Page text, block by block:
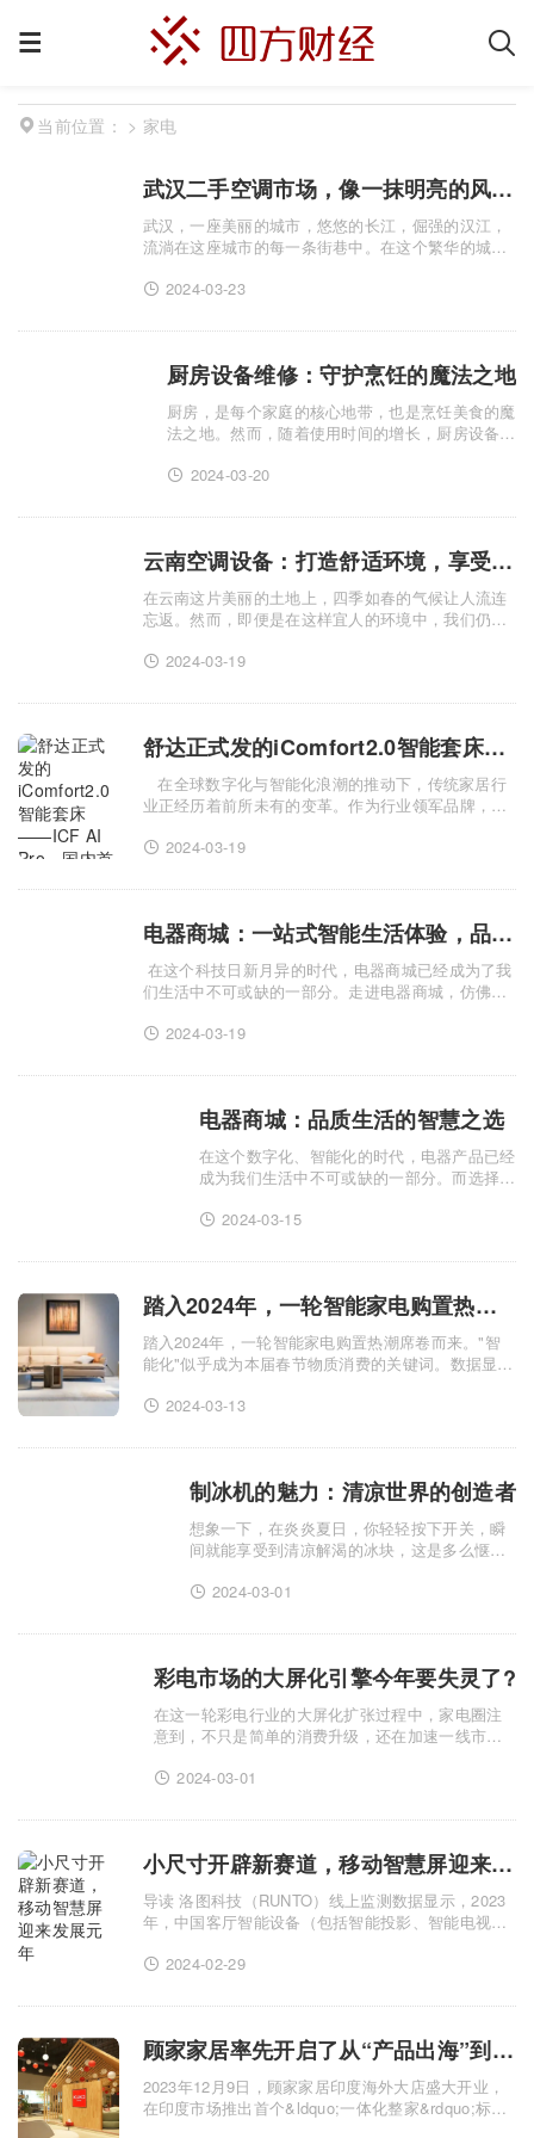
当前位置： > 家电
武汉二手空调市场，像一抹明亮的风景，照亮了那些有需求的人们的生活。
武汉，一座美丽的城市，悠悠的长江，倔强的汉江，
流淌在这座城市的每一条街巷中。在这个繁华的城市
买二手空调。二手空调，在当今社会已经不再是新鲜
2024-03-23
厨房设备维修：守护烹饪的魔法之地
厨房，是每个家庭的核心地带，也是烹饪美食的魔
法之地。然而，随着使用时间的增长，厨房设备难
时，专业的厨房设备维修服务就显得尤为重要。厨
2024-03-20
云南空调设备：打造舒适环境，享受惬意生活
在云南这片美丽的土地上，四季如春的气候让人流连
忘返。然而，即便是在这样宜人的环境中，我们仍然
间。云南空调设备以其卓越的性能和贴心的设计，成
2024-03-19
舒达正式发的iComfort2.0智能套床——ICF AI Pro，国内首推的智能自适应套床
在全球数字化与智能化浪潮的推动下，传统家居行
业正经历着前所未有的变革。作为行业领军品牌，舒
洞察，推出了全新的ICF AIPro智能自适应床垫，以
2024-03-19
电器商城：一站式智能生活体验，品质与实惠并存！
在这个科技日新月异的时代，电器商城已经成为了我
们生活中不可或缺的一部分。走进电器商城，仿佛置
品琳琅满目，让人目不暇接。电器商城内，品牌众
2024-03-19
电器商城：品质生活的智慧之选
在这个数字化、智能化的时代，电器产品已经
成为我们生活中不可或缺的一部分。而选择一
关键一步。今天，就让我们一起走进这家电器
验。......
2024-03-15
踏入2024年，一轮智能家电购置热潮席卷而来
踏入2024年，一轮智能家电购置热潮席卷而来。"智
能化"似乎成为本届春节物质消费的关键词。数据显
呈现大幅增长态势。智能电视、空调、洗衣机等产品
2024-03-13
制冰机的魅力：清凉世界的创造者
想象一下，在炎炎夏日，你轻轻按下开关，瞬
间就能享受到清凉解渴的冰块，这是多么惬意
制冰机，不仅是一台机器，更是清凉世界的创
时.........
2024-03-01
彩电市场的大屏化引擎今年要失灵了?
在这一轮彩电行业的大屏化扩张过程中，家电圈注
意到，不只是简单的消费升级，还在加速一线市场
业规则破立。最终引发的是彩电行业一系列连锁反
2024-03-01
小尺寸开辟新赛道，移动智慧屏迎来发展元年
导读 洛图科技（RUNTO）线上监测数据显示，2023
年，中国客厅智能设备（包括智能投影、智能电视、
门锁、监控摄像头等产品）的线上监测市场（不含拼
2024-02-29
顾家家居率先开启了从“产品出海”到“品牌出海”的新阶段
2023年12月9日，顾家家居印度海外大店盛大开业，
在印度市场推出首个&ldquo;一体化整家&rdquo;标杆